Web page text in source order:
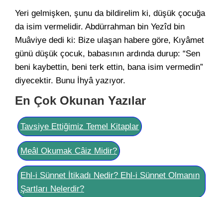
Yeri gelmişken, şunu da bildirelim ki, düşük çocuğa
da isim vermelidir. Abdürrahman bin Yezîd bin
Muâviye dedi ki: Bize ulaşan habere göre, Kıyâmet
günü düşük çocuk, babasının ardında durup: “Sen
beni kaybettin, beni terk ettin, bana isim vermedin”
diyecektir. Bunu İhyâ yazıyor.
En Çok Okunan Yazılar
Tavsiye Ettiğimiz Temel Kitaplar
Meâl Okumak Câiz Midir?
Ehl-i Sünnet İtikadı Nedir? Ehl-i Sünnet Olmanın
Şartları Nelerdir?